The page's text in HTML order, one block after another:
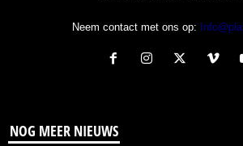
Neem contact met ons op:
NOG MEER NIEUWS